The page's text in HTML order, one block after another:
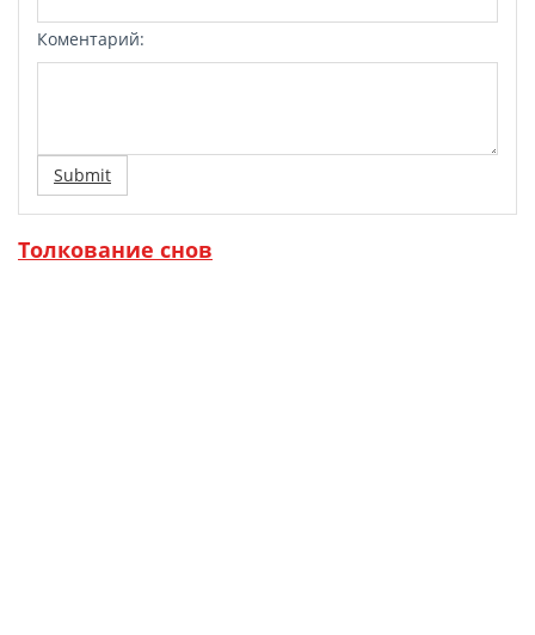
Коментарий:
Submit
Толкование снов